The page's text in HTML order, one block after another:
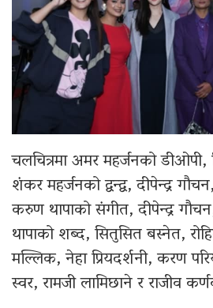
चलचित्रमा अमर महर्जनको डीओपी,
शंकर महर्जनको द्वन्द्व, दीपेन्द्र
करुण थापाको संगीत, दीपेन्द्र
थापाको शब्द, सितुसित बस्नेत,
मल्लिक, नेहा प्रियदर्शनी, करण
स्वर, रामजी लामिछाने र राजीव